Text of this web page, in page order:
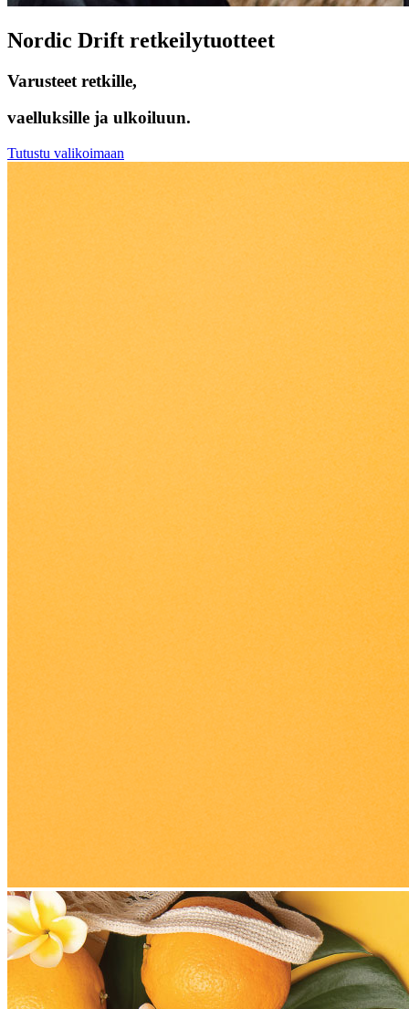
Nordic Drift retkeilytuotteet
Varusteet retkille,
vaelluksille ja ulkoiluun.
Tutustu valikoimaan